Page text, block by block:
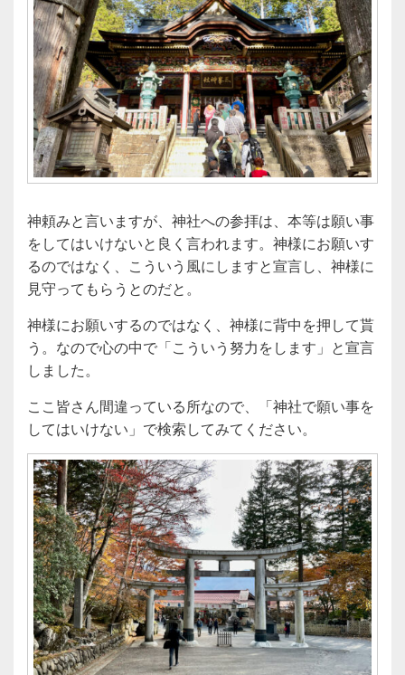
神頼みと言いますが、神社への参拝は、本等は願い事
をしてはいけないと良く言われます。神様にお願いす
るのではなく、こういう風にしますと宣言し、神様に
見守ってもらうとのだと。
神様にお願いするのではなく、神様に背中を押して貰
う。なので心の中で「こういう努力をします」と宣言
しました。
ここ皆さん間違っている所なので、「神社で願い事を
してはいけない」で検索してみてください。